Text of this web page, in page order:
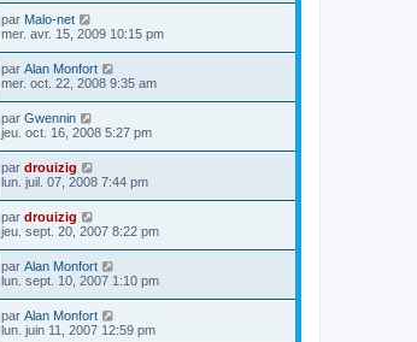
par Malo-net
mer. avr. 15, 2009 10:15 pm
par Alan Monfort
mer. oct. 22, 2008 9:35 am
par Gwennin
jeu. oct. 16, 2008 5:27 pm
par drouizig
lun. juil. 07, 2008 7:44 pm
par drouizig
jeu. sept. 20, 2007 8:22 pm
par Alan Monfort
lun. sept. 10, 2007 1:10 pm
par Alan Monfort
lun. juin 11, 2007 12:59 pm